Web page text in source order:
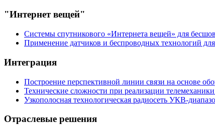
"Интернет вещей"
Системы спутникового «Интернета вещей» для
Применение датчиков и беспроводных технологий
Интеграция
Построение перспективной линии связи на основе
Технические сложности при реализации
Узкополосная технологическая радиосеть УКВ-
Отраслевые решения